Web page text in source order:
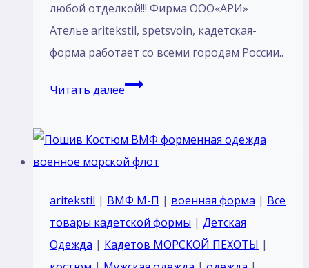
любой отделкой!!! Фирма ООО«АРИ»
Ателье aritekstil, spetsvoin, кадетская-
форма работает со всеми городам России..
Читать далееКостюм
кадетов
курсантов
Россия
тк
п/
ш
aritekstil | ВМФ М-П | военная форма | Все
товары кадетской формы | Детская
Одежда | Кадетов МОРСКОЙ ПЕХОТЫ |